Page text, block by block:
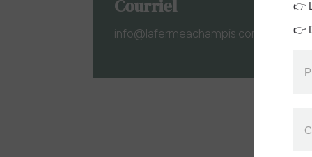
Courriel
info@lafermeachampis.com
👉
👉